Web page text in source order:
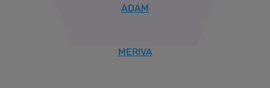
ADAM
MERIVA